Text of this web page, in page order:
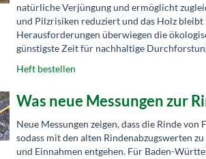
natürliche Verjüngung und ermöglicht
und Pilzrisiken reduziert und das Holz
Herausforderungen überwiegen die
günstigste Zeit für nachhaltige
Heft bestellen
Was neue Messungen zur
Neue Messungen zeigen, dass die Rinde
sodass mit den alten Rindenabzugswerten
und Einnahmen entgehen. Für Baden-